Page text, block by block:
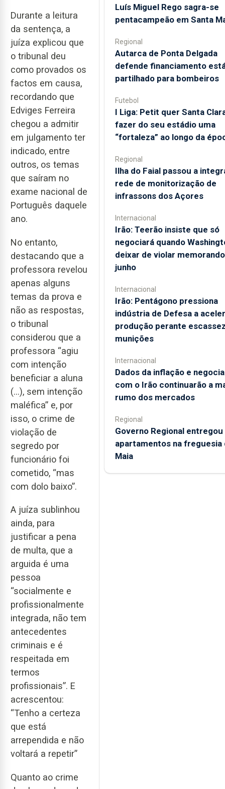
Durante ​​​​​​​a leitura
da sentença, a
juíza explicou que
o tribunal deu
como provados os
factos em causa,
recordando que
Edviges Ferreira
chegou a admitir
em julgamento ter
indicado, entre
outros, os temas
que saíram no
exame nacional de
Português daquele
ano.
No entanto,
destacando que a
professora revelou
apenas alguns
temas da prova e
não as respostas,
o tribunal
considerou que a
professora “agiu
com intenção
beneficiar a aluna
(…), sem intenção
maléfica” e, por
isso, o crime de
violação de
segredo por
funcionário foi
cometido, “mas
com dolo baixo”.
A juíza sublinhou
ainda, para
justificar a pena
de multa, que a
arguida é uma
pessoa
“socialmente e
profissionalmente
integrada, não tem
antecedentes
criminais e é
respeitada em
termos
profissionais”. E
acrescentou:
“Tenho a certeza
que está
arrependida e não
voltará a repetir”
Quanto ao crime
Luís Miguel Rego sagra-se
pentacampeão em Santa
Regional
Autarca de Ponta Delgada
defende financiamento
partilhado para bombeiros
Futebol
I Liga: Petit quer Santa
fazer do seu estádio uma
“fortaleza” ao longo da
Regional
Ilha do Faial passou a
rede de monitorização de
infrassons dos Açores
Internacional
Irão: Teerão insiste que só
negociará quando
deixar de violar
junho
Internacional
Irão: Pentágono pressiona
indústria de Defesa a
produção perante
munições
Internacional
Dados da inflação e
com o Irão continuarão a
rumo dos mercados
Regional
Governo Regional entregou
apartamentos na freguesia
Maia